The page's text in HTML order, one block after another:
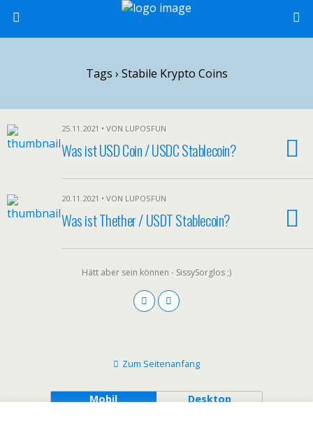
Tags › Stabile Krypto Coins
25.11.2021 • VON LUPOSFUN
Was ist USD Coin / USDC Stablecoin?
20.11.2021 • VON LUPOSFUN
Was ist Thether / USDT Stablecoin?
Hätt aber sein können - SissySorglos ;)
Zum Seitenanfang
Mobil Desktop